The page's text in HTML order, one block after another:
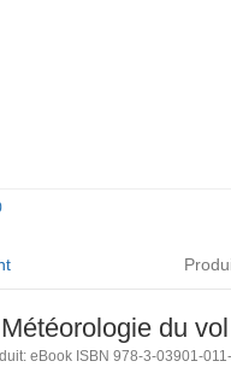
du
eBook ISBN 978-3-03901-